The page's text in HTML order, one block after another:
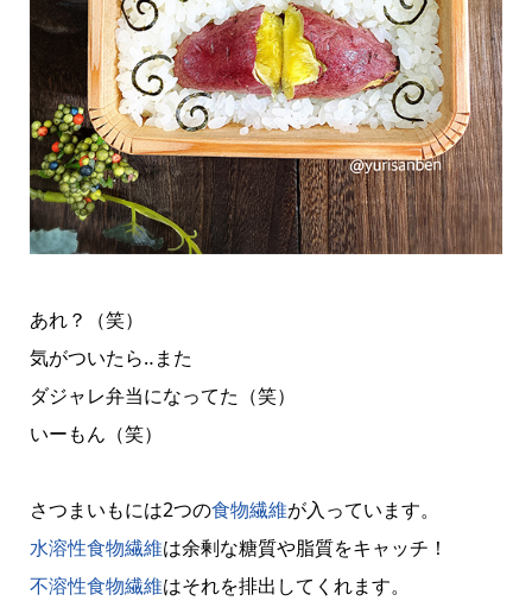
あれ？（笑）
気がついたら‥また
ダジャレ弁当になってた（笑）
いーもん（笑）
さつまいもには2つの食物繊維が入っています。
水溶性食物繊維は余剰な糖質や脂質をキャッチ！
不溶性食物繊維はそれを排出してくれます。